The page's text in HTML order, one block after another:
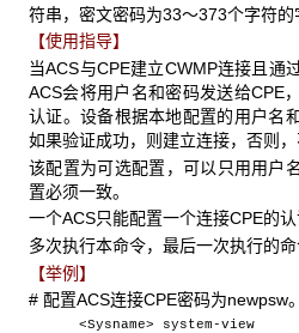
符串，密文密码为33～373个字符的
【使用指导】
当ACS与CPE建立CWMP连接且通
ACS会将用户名和密码发送给CPE
认证。设备根据本地配置的用户名
如果验证成功，则建立连接，否则，
该配置为可选配置，可以只用用户
置必须一致。
一个ACS只能配置一个连接CPE的认
多次执行本命令，最后一次执行的命
【举例】
# 配置ACS连接CPE密码为newpsw。
<Sysname> system-view